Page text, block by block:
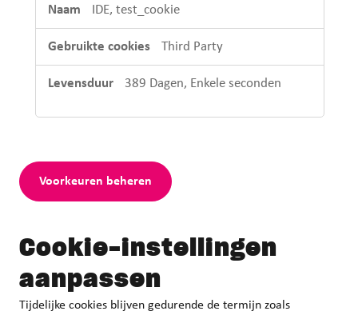
IDE, test_cookie
Third Party
389 Dagen, Enkele seconden
Voorkeuren beheren
Cookie-instellingen
aanpassen
Tijdelijke cookies blijven gedurende de termijn zoals